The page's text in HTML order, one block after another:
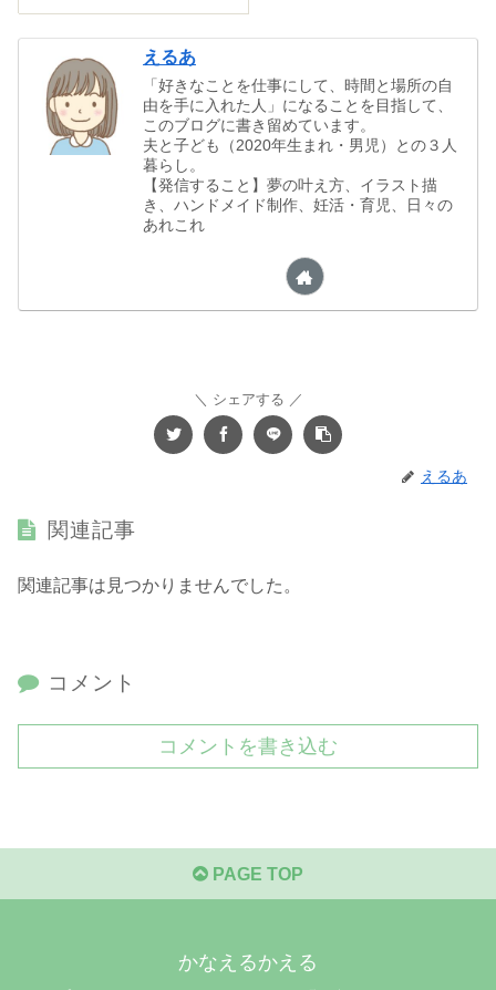
えるあ
「好きなことを仕事にして、時間と場所の自
由を手に入れた人」になることを目指して、
このブログに書き留めています。
夫と子ども（2020年生まれ・男児）との３人
暮らし。
【発信すること】夢の叶え方、イラスト描
き、ハンドメイド制作、妊活・育児、日々の
あれこれ
シェアする
えるあ
関連記事
関連記事は見つかりませんでした。
コメント
コメントを書き込む
PAGE TOP
かなえるかえる